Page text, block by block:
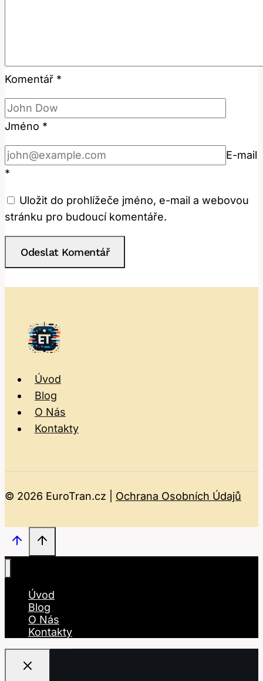
Komentář *
Jméno *
E-mail
*
Uložit do prohlížeče jméno, e-mail a webovou
stránku pro budoucí komentáře.
Úvod
Blog
O Nás
Kontakty
© 2026 EuroTran.cz | Ochrana Osobních Údajů
Úvod
Blog
O Nás
Kontakty